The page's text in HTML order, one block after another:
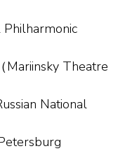
Theatre
National